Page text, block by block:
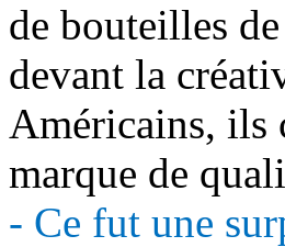
de bouteilles
devant la
Américains, ils
marque de
- Ce fut une